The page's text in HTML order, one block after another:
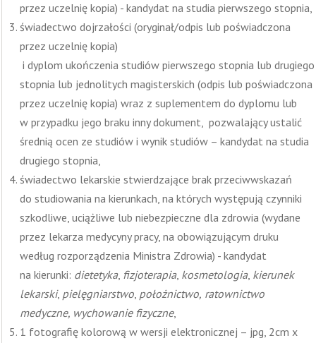
przez uczelnię kopia) - kandydat na studia pierwszego stopnia,
świadectwo dojrzałości (oryginał/odpis lub poświadczona
przez uczelnię kopia)
i dyplom ukończenia studiów pierwszego stopnia lub drugiego
stopnia lub jednolitych magisterskich (odpis lub poświadczona
przez uczelnię kopia) wraz z suplementem do dyplomu lub
w przypadku jego braku inny dokument, pozwalający ustalić
średnią ocen ze studiów i wynik studiów – kandydat na studia
drugiego stopnia,
świadectwo lekarskie stwierdzające brak przeciwwskazań
do studiowania na kierunkach, na których występują czynniki
szkodliwe, uciążliwe lub niebezpieczne dla zdrowia (wydane
przez lekarza medycyny pracy, na obowiązującym druku
według rozporządzenia Ministra Zdrowia) - kandydat
na kierunki: dietetyka, fizjoterapia, kosmetologia, kierunek
lekarski, pielęgniarstwo, położnictwo, ratownictwo
medyczne, wychowanie fizyczne,
1 fotografię kolorową w wersji elektronicznej – jpg, 2cm x